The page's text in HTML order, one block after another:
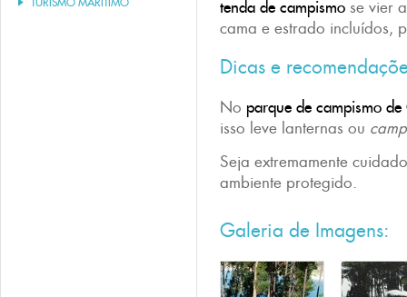
tenda de campismo se vier
cama e estrado incluídos,
Dicas e
No parque de campismo de
isso leve lanternas ou
Seja extremamente
ambiente protegido.
Galeria de Imagens: